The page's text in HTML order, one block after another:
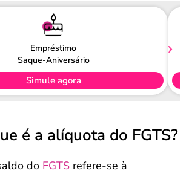
Empréstimo
Saque-Aniversário
Simule agora
é a alíquota do FGTS?
do FGTS refere-se à